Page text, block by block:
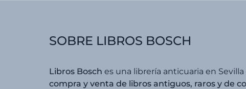
SOBRE LIBROS BOSCH
Libros Bosch es una librería anticuaria en
compra y venta de libros antiguos, raros y de